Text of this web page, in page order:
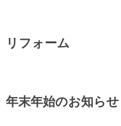
リフォーム
年末年始のお知らせ